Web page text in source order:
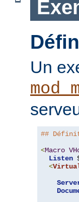
Un
##
<Macro
Listen
<